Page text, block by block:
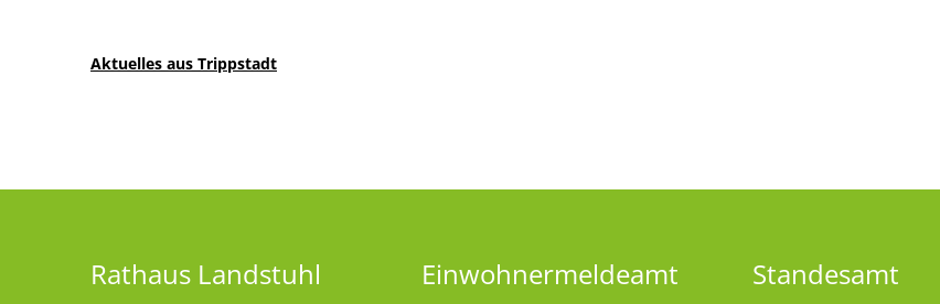
Aktuelles aus Trippstadt
Rathaus Landstuhl Einwohnermeldeamt Standesamt